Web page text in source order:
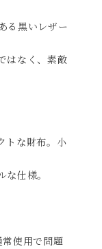
る黒いレザー
はなく、素敵
トな財布。小
仕様。
使用で問題